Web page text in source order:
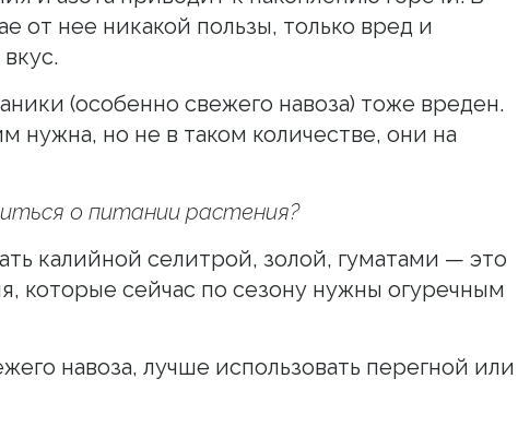
от нее никакой пользы, только вред и
(особенно свежего навоза) тоже вреден.
нужна, но не в таком количестве, они на
о питании растения?
калийной селитрой, золой, гуматами — это
которые сейчас по сезону нужны огуречным
навоза, лучше использовать перегной или